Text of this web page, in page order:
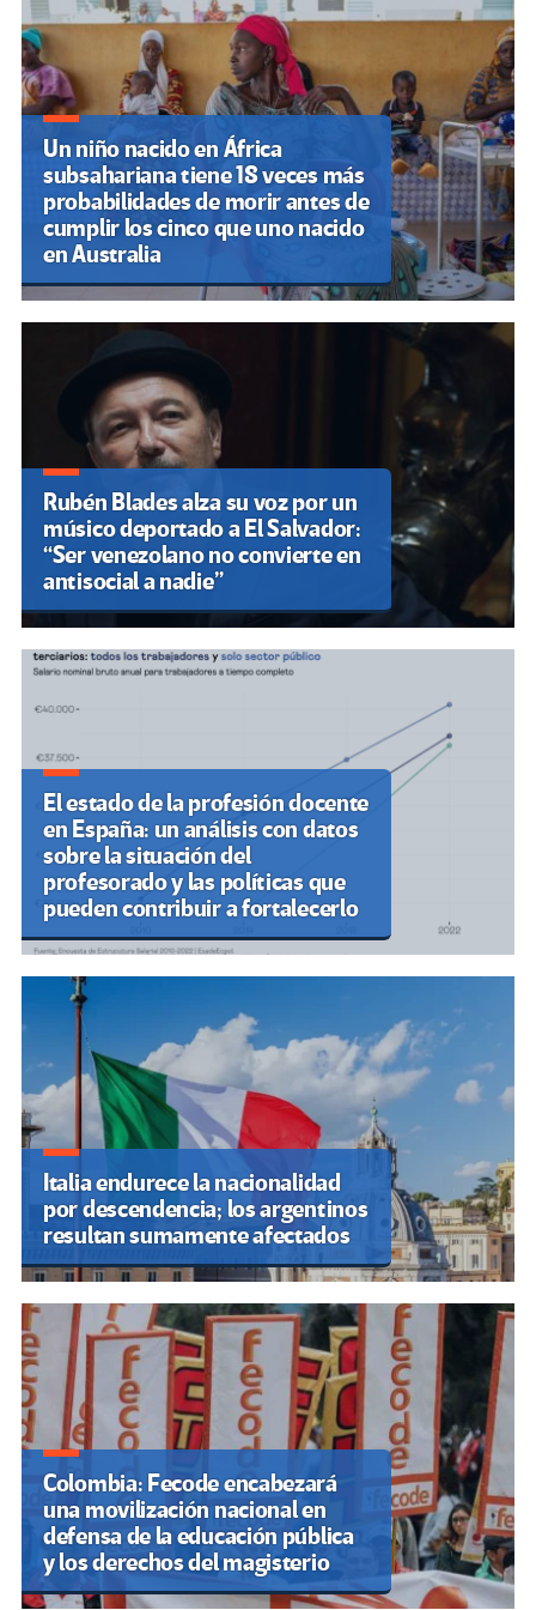
entradas
Un niño nacido en África
subsahariana tiene 18 veces más
probabilidades de morir antes de
cumplir los cinco que uno nacido
en Australia
Rubén Blades alza su voz por un
músico deportado a El Salvador:
“Ser venezolano no convierte en
antisocial a nadie”
El estado de la profesión docente
en España: un análisis con datos
sobre la situación del
profesorado y las políticas que
pueden contribuir a fortalecerlo
Italia endurece la nacionalidad
por descendencia; los argentinos
resultan sumamente afectados
Colombia: Fecode encabezará
una movilización nacional en
defensa de la educación pública
y los derechos del magisterio